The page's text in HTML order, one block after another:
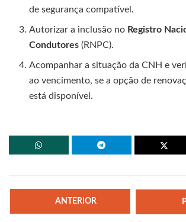
de segurança compatível.
Autorizar a inclusão no Registro
Condutores (RNPC).
Acompanhar a situação da CNH e
ao vencimento, se a opção de
está disponível.
ANTERIOR